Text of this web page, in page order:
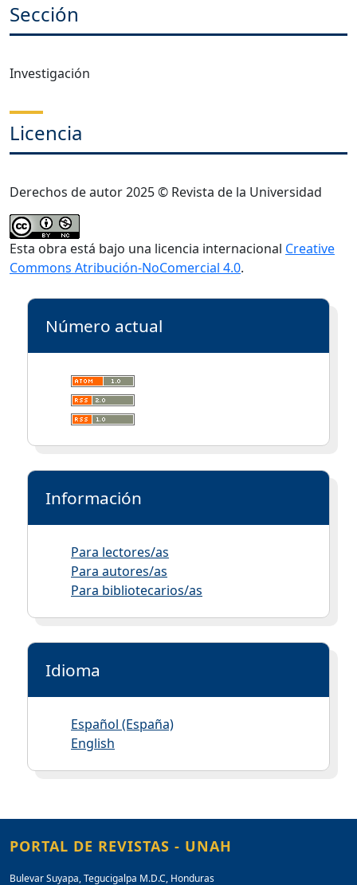
Sección
Investigación
Licencia
Derechos de autor 2025 © Revista de la Universidad
Esta obra está bajo una licencia internacional Creative
Commons Atribución-NoComercial 4.0.
Número actual
Información
Para lectores/as
Para autores/as
Para bibliotecarios/as
Idioma
Español (España)
English
PORTAL DE REVISTAS - UNAH
Bulevar Suyapa, Tegucigalpa M.D.C, Honduras